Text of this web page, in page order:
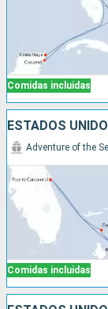
Comidas incluidas
ESTADOS
Comidas incluidas
Adventure of the